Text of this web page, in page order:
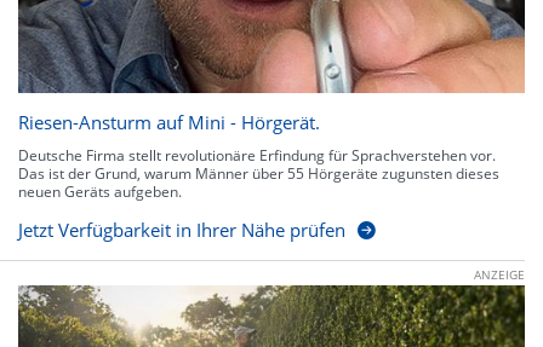
Riesen-Ansturm auf Mini - Hörgerät.
Deutsche Firma stellt revolutionäre Erfindung für Sprachverstehen vor.
Das ist der Grund, warum Männer über 55 Hörgeräte zugunsten dieses
neuen Geräts aufgeben.
Jetzt Verfügbarkeit in Ihrer Nähe prüfen
ANZEIGE